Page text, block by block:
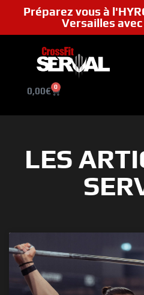
Préparez vous à
Versailles avec
0,00€ 0
LES